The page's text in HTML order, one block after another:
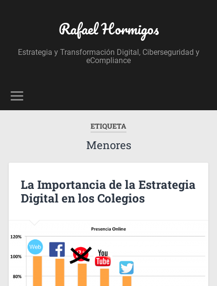
Rafael Hormigos
Estrategia y Transformación Digital, Ciberseguridad y
eCompliance
ETIQUETA
Menores
La Importancia de la Estrategia
Digital en los Colegios